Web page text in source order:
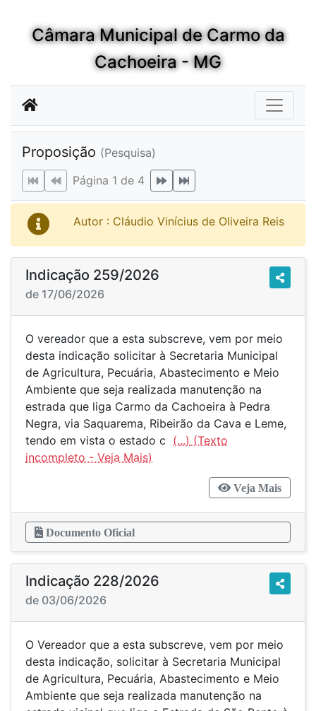
Câmara Municipal de Carmo da
Cachoeira - MG
Proposição (Pesquisa)
Página 1 de 4
Autor : Cláudio Vinícius de Oliveira Reis
Indicação 259/2026
de 17/06/2026
O vereador que a esta subscreve, vem por meio
desta indicação solicitar à Secretaria Municipal
de Agricultura, Pecuária, Abastecimento e Meio
Ambiente que seja realizada manutenção na
estrada que liga Carmo da Cachoeira à Pedra
Negra, via Saquarema, Ribeirão da Cava e Leme,
tendo em vista o estado c (...)
Veja Mais
Documento Oficial
Indicação 228/2026
de 03/06/2026
O Vereador que a esta subscreve, vem por meio
desta indicação, solicitar à Secretaria Municipal
de Agricultura, Pecuária, Abastecimento e Meio
Ambiente que seja realizada manutenção na